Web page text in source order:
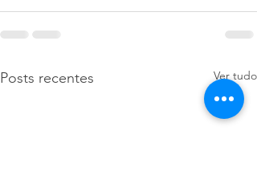
Posts recentes Ver tudo